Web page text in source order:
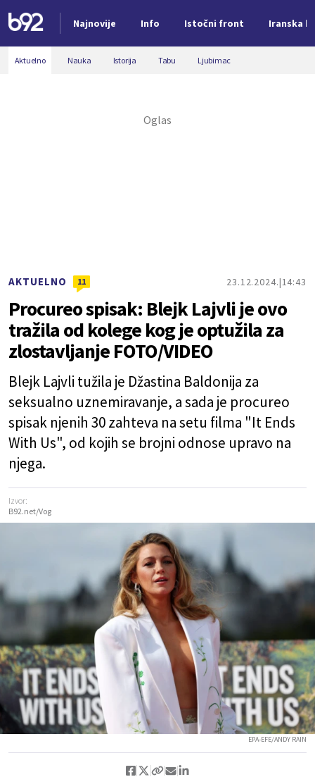
Najnovije Info Istočni front Iranska
Nova vest
Aktuelno Nauka Istorija Tabu Ljubimac
AKTUELNO 11 23.12.2024. 14:43
Procureo spisak: Blejk Lajvli je ovo
tražila od kolege kog je optužila za
zlostavljanje FOTO/VIDEO
Blejk Lajvli tužila je Džastina Baldonija za
seksualno uznemiravanje, a sada je procureo
spisak njenih 30 zahteva na setu filma "It Ends
With Us", od kojih se brojni odnose upravo na
njega.
Izvor:
B92.net/Vog
EPA-EFE/ANDY RAIN